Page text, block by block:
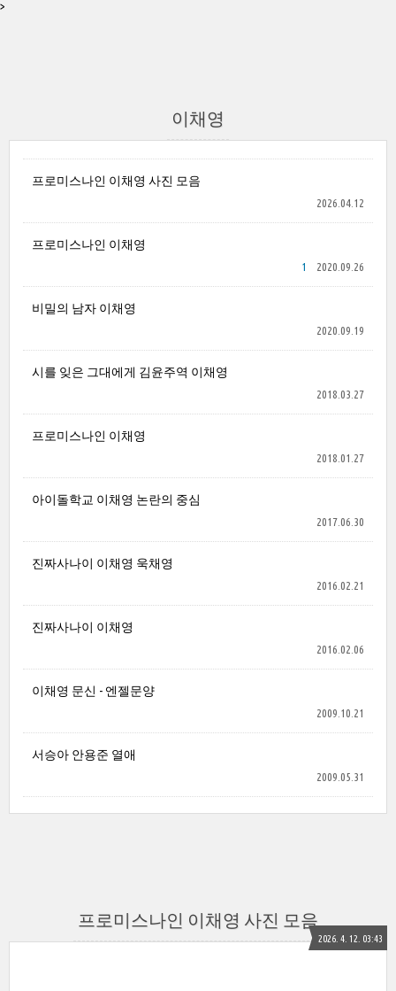
>
이채영
프로미스나인 이채영 사진 모음
2026.04.12
프로미스나인 이채영
2020.09.26
1
비밀의 남자 이채영
2020.09.19
시를 잊은 그대에게 김윤주역 이채영
2018.03.27
프로미스나인 이채영
2018.01.27
아이돌학교 이채영 논란의 중심
2017.06.30
진짜사나이 이채영 욱채영
2016.02.21
진짜사나이 이채영
2016.02.06
이채영 문신 - 엔젤문양
2009.10.21
서승아 안용준 열애
2009.05.31
프로미스나인 이채영 사진 모음
2026. 4. 12. 03:43